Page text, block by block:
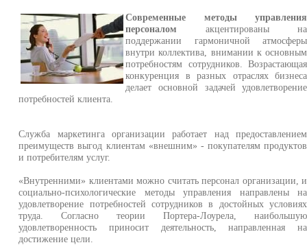
Современные методы управления
персоналом акцентированы на
поддержании гармоничной атмосферы
внутри коллектива, внимании к основным
потребностям сотрудников. Возрастающая
конкуренция в разных отраслях бизнеса
делает основной задачей удовлетворение
потребностей клиента.
Служба маркетинга организации работает над предоставлением
преимуществ выгод клиентам «внешним» - покупателям продуктов
и потребителям услуг.
«Внутренними» клиентами можно считать персонал организации, и
социально-психологические методы управления направлены на
удовлетворение потребностей сотрудников в достойных условиях
труда. Согласно теории Портера-Лоурела, наибольшую
удовлетворенность приносит деятельность, направленная на
достижение цели.